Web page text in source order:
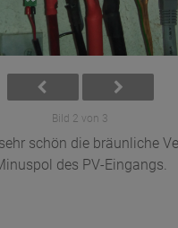
Bild 2 von 3
schön die bräunliche
des PV-Eingangs.